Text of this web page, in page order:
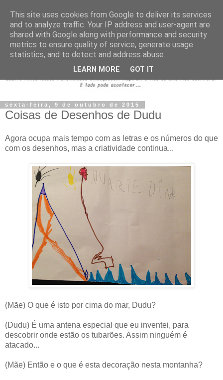
sexta-feira, 9 de outubro de 2015
Coisas de Desenhos de Dudu
Agora ocupa mais tempo com as letras e os números do que
com os desenhos, mas a criatividade continua...
(Mãe) O que é isto por cima do mar, Dudu?
(Dudu) É uma antena especial que eu inventei, para
descobrir onde estão os tubarões. Assim ninguém é
atacado...
(Mãe) Então e o que é esta decoração nesta montanha?
This site uses cookies from Google to deliver its services
and to analyze traffic. Your IP address and user-agent are
shared with Google along with performance and security
metrics to ensure quality of service, generate usage
statistics, and to detect and address abuse.
LEARN MORE GOT IT